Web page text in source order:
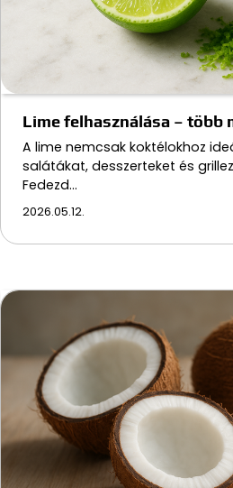
Lime felhasználása – több
A lime nemcsak koktélokhoz
salátákat, desszerteket és
Fedezd…
2026.05.12.